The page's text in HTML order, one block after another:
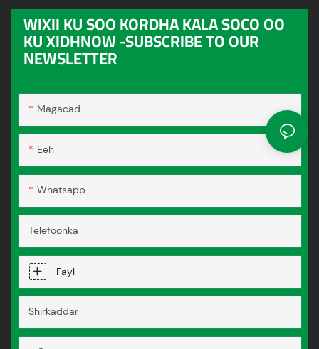
WIXII KU SOO KORDHA KALA SOCO OO
KU XIDHNOW -SUBSCRIBE TO OUR
NEWSLETTER
Magacad
Eeh
Whatsapp
Telefoonka
Fayl
Shirkaddar